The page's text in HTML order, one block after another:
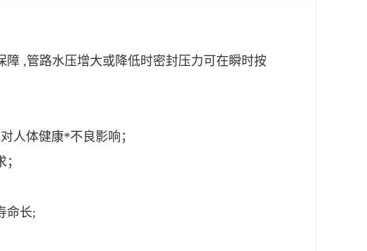
,管路水压增大或降低时密封压力可在瞬时按
人体健康*不良影响；
命长;